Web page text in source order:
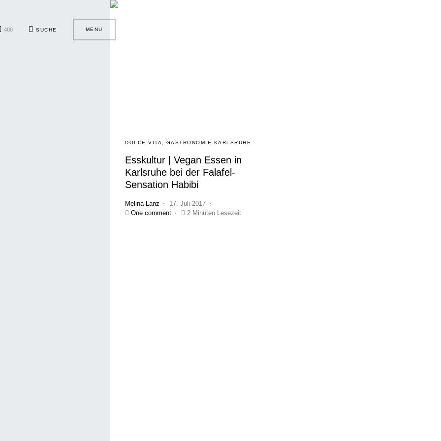
400 SUCHE MENU
DOLCE VITA GASTRONOMIE KARLSRUHE
Esskultur | Vegan Essen in
Karlsruhe bei der Falafel-
Sensation Habibi
Melina Lanz
17. Juli 2017
One comment
2 Minuten Lesezeit